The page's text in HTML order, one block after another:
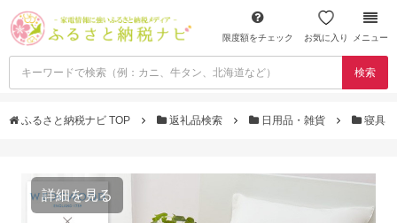
限度額をチェック お気に入り メニュー
検索
ふるさと納税ナビ TOP 返礼品検索 日用品・雑貨 寝具
詳細を見る